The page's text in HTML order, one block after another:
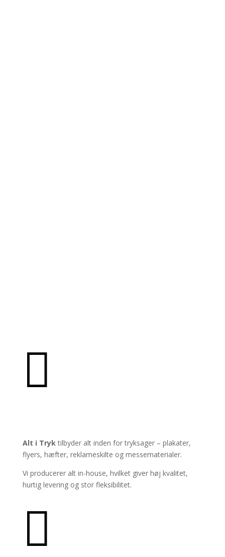

Alt i Tryktilbyder alt inden for tryksager – plakater,
flyers, hæfter, reklameskilte og messematerialer.
Vi producerer alt in-house, hvilket giver høj kvalitet,
hurtig levering og stor fleksibilitet.
